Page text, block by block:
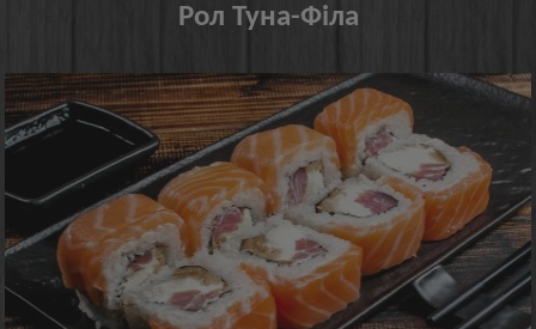
Рол Туна-Філа